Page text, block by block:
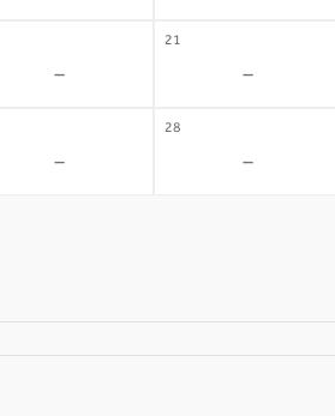
21
-
-
28
-
-